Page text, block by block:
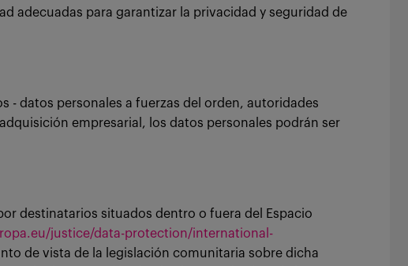
adecuadas para garantizar la privacidad y seguridad de
- datos personales a fuerzas del orden, autoridades
empresarial, los datos personales podrán ser
destinatarios situados dentro o fuera del Espacio
justice/data-protection/international-
de vista de la legislación comunitaria sobre dicha